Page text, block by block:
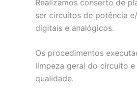
Realizamos conserto de
ser circuitos de potência
digitais e analógicos.
Os procedimentos
limpeza geral do circuito
qualidade.